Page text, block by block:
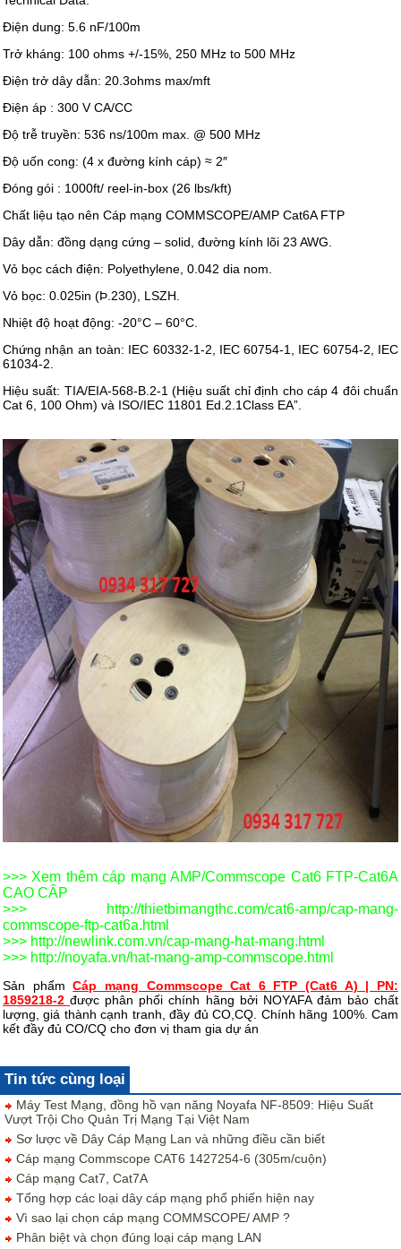
Điện dung: 5.6 nF/100m
Trở kháng: 100 ohms +/-15%, 250 MHz to 500 MHz
Điện trở dây dẫn: 20.3ohms max/mft
Điện áp : 300 V CA/CC
Độ trễ truyền: 536 ns/100m max. @ 500 MHz
Độ uốn cong: (4 x đường kính cáp) ≈ 2″
Đóng gói : 1000ft/ reel-in-box (26 lbs/kft)
Chất liệu tạo nên Cáp mạng COMMSCOPE/AMP Cat6A FTP
Dây dẫn: đồng dạng cứng – solid, đường kính lõi 23 AWG.
Vỏ bọc cách điện: Polyethylene, 0.042 dia nom.
Vỏ bọc: 0.025in (Þ.230), LSZH.
Nhiệt độ hoạt động: -20°C – 60°C.
Chứng nhận an toàn: IEC 60332-1-2, IEC 60754-1, IEC 60754-2, IEC
61034-2.
Hiệu suất: TIA/EIA-568-B.2-1 (Hiệu suất chỉ định cho cáp 4 đôi chuẩn
Cat 6, 100 Ohm) và ISO/IEC 11801 Ed.2.1Class EA”.
>>> Xem thêm cáp mạng AMP/Commscope Cat6 FTP-Cat6A
CAO CẤP
>>>
http://thietbimangthc.com/cat6-amp/cap-mang-
commscope-ftp-cat6a.html
>>> http://newlink.com.vn/cap-mang-hat-mang.html
>>> http://noyafa.vn/hat-mang-amp-commscope.html
Sản phẩmCáp mạng Commscope Cat 6 FTP (Cat6 A) | PN:
1859218-2được phân phối chính hãng bởi NOYAFA đảm bảo chất
lượng, giá thành cạnh tranh, đầy đủ CO,CQ. Chính hãng 100%. Cam
kết đầy đủ CO/CQ cho đơn vị tham gia dự án
Tin tức cùng loại
Máy Test Mạng, đồng hồ vạn năng Noyafa NF-8509: Hiệu Suất
Vượt Trội Cho Quản Trị Mạng Tại Việt Nam
Sơ lược về Dây Cáp Mạng Lan và những điều cần biết
Cáp mạng Commscope CAT6 1427254-6 (305m/cuộn)
Cáp mạng Cat7, Cat7A
Tổng hợp các loại dây cáp mạng phổ phiến hiện nay
Vì sao lại chọn cáp mạng COMMSCOPE/ AMP ?
Phân biệt và chọn đúng loại cáp mạng LAN